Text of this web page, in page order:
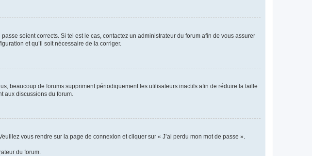
soient corrects. Si tel est le cas, contactez un administrateur du forum afin de vous assurer
et qu’il soit nécessaire de la corriger.
beaucoup de forums suppriment périodiquement les utilisateurs inactifs afin de réduire la taille
aux discussions du forum.
vous rendre sur la page de connexion et cliquer sur « J’ai perdu mon mot de passe ».
du forum.